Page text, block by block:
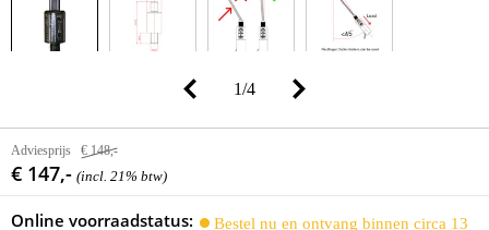
1/4
Adviesprijs € 148,-
€ 147,- (incl. 21% btw)
Online voorraadstatus:
Bestel nu en ontvang binnen circa 13